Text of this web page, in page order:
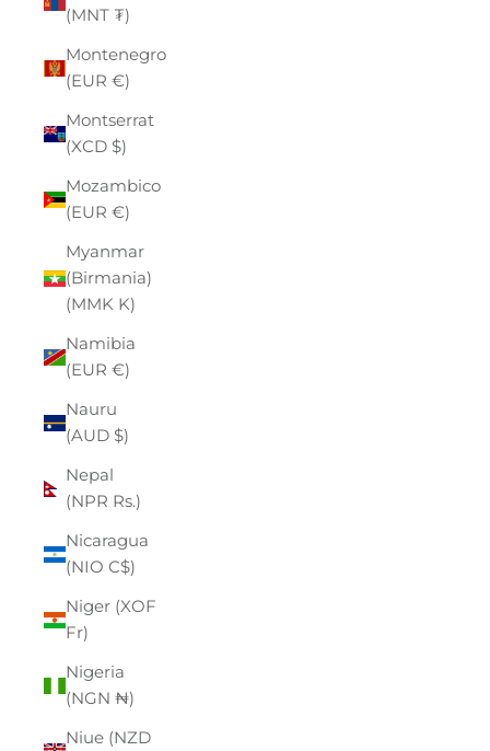
(MNT ₮)
Montenegro
(EUR €)
Montserrat
(XCD $)
Mozambico
(EUR €)
Myanmar
(Birmania)
(MMK K)
Namibia
(EUR €)
Nauru
(AUD $)
Nepal
(NPR Rs.)
Nicaragua
(NIO C$)
Niger (XOF
Fr)
Nigeria
(NGN ₦)
Niue (NZD